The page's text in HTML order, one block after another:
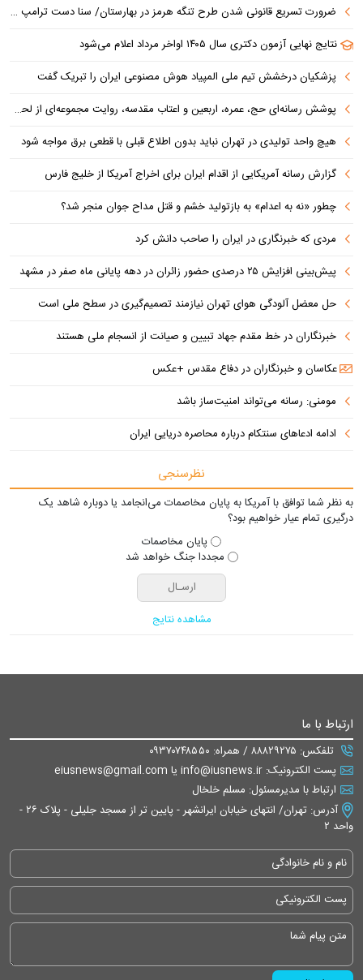
ضرورت تسریع قانونی شدن طرح تنگه هرمز در بهارستان/ سنا دست ترامپ را برای اعمال فشار به ایران بازتر کرد
نتایج نهایی آزمون دکتری سال ۱۴۰۵ اواخر مرداد اعلام می‌شود
پزشکیان درخشش تیم ملی المپیاد هوش مصنوعی ایران را تبریک گفت
پوشش رسانه‌ای حج، عمره، اربعین و اعتاب مقدسه، روایت مجموعه‌ای از لحظه‌هاست
هیچ واحد تولیدی در تهران نباید بدون اطلاع قبلی با قطعی برق مواجه شود
گزارش رسانه آمریکایی از اقدام ایران برای اخراج آمریکا از خلیج فارس
چطور «نه به اعدام» به بازتولید خشم و قتل مداح جوان منجر شد؟
مردی که خبرنگاری در ایران را صاحب دانش کرد
پیش‌بینی افزایش ۲۵ درصدی حضور زائران در دهه پایانی ماه صفر در مشهد
حل معضل آلودگی هوای تهران نیازمند تصمیم‌گیری در سطح ملی است
خبرنگاران در خط مقدم جهاد تبیین و صیانت از انسجام ملی هستند
عکاسان و خبرنگاران در دفاع مقدس +عکس
مومنی: رسانه می‌تواند امنیت‌ساز باشد
ادامه ادعاهای سنتکام درباره محاصره دریایی ایران
نظرسنجی
به نظر شما توافق با آمریکا به پایان مخاصمات می‌انجامد یا دوباره شاهد یک
درگیری تمام عیار خواهیم بود؟
پایان مخاصمات
مجددا جنگ خواهد شد
مشاهده نتایج
ارتباط با ما
تلفکس: ۸۸۸۲۹۲۷۵ / همراه: ۰۹۳۷۰۷۴۸۵۵۰
پست الکترونیک: info@iusnews.ir یا eiusnews@gmail.com
ارتباط با مدیرمسئول: مسلم خلخال
آدرس: تهران/ انتهای خیابان ایرانشهر - پایین تر از مسجد جلیلی - پلاک ۲۶ -
واحد ۲